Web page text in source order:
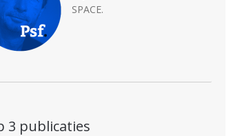
SPACE.
3 publicaties